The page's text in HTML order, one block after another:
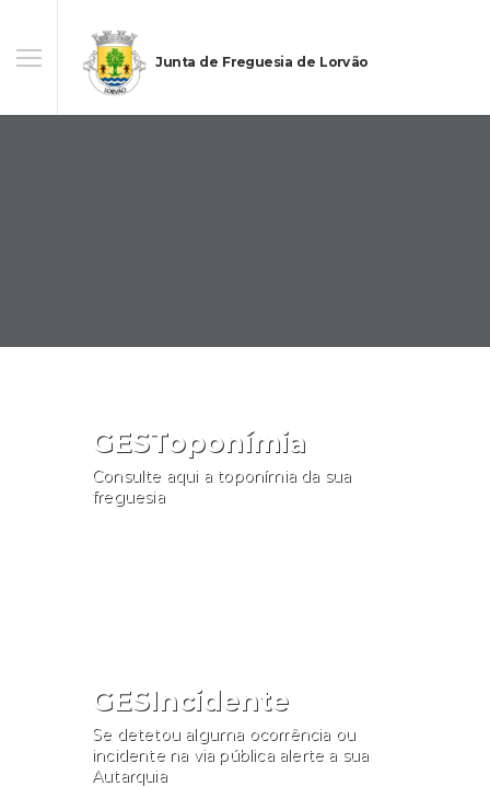
Junta de Freguesia de Lorvão
GESToponímia
Consulte aqui a toponímia da sua
freguesia
GESIncidente
Se detetou alguma ocorrência ou
incidente na via pública alerte a sua
Autarquia